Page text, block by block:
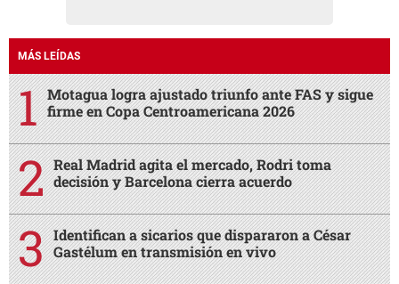
MÁS LEÍDAS
Motagua logra ajustado triunfo ante FAS y sigue
firme en Copa Centroamericana 2026
Real Madrid agita el mercado, Rodri toma
decisión y Barcelona cierra acuerdo
Identifican a sicarios que dispararon a César
Gastélum en transmisión en vivo